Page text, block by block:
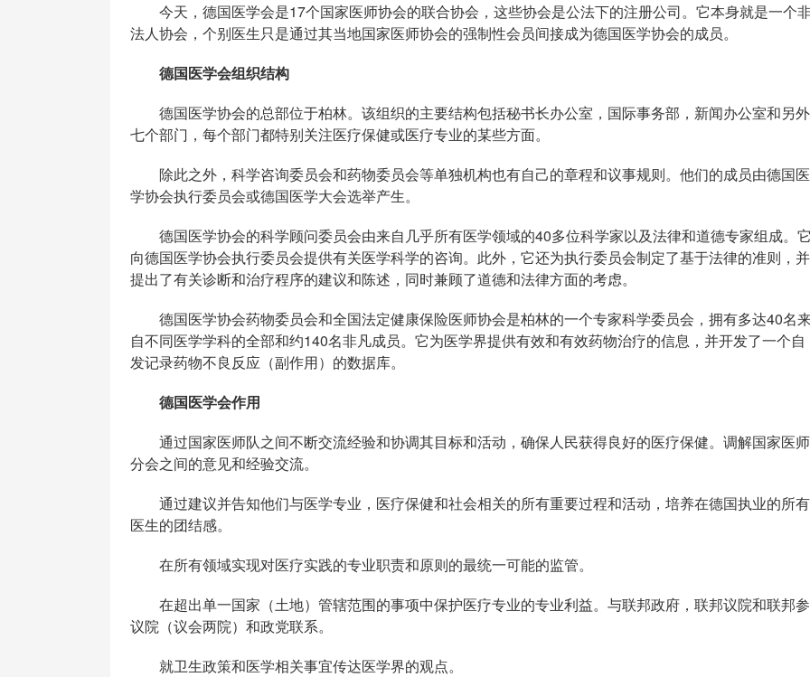
今天，德国医学会是17个国家医师协会的联合协会，这些协会是公法下的注册公司。它本身就是一个
法人协会，个别医生只是通过其当地国家医师协会的强制性会员间接成为德国医学协会的成员。
德国医学会组织结构
德国医学协会的总部位于柏林。该组织的主要结构包括秘书长办公室，国际事务部，新闻办公室和另外
七个部门，每个部门都特别关注医疗保健或医疗专业的某些方面。
除此之外，科学咨询委员会和药物委员会等单独机构也有自己的章程和议事规则。他们的成员由德国医
学协会执行委员会或德国医学大会选举产生。
德国医学协会的科学顾问委员会由来自几乎所有医学领域的40多位科学家以及法律和道德专家组成。
向德国医学协会执行委员会提供有关医学科学的咨询。此外，它还为执行委员会制定了基于法律的准则，并
提出了有关诊断和治疗程序的建议和陈述，同时兼顾了道德和法律方面的考虑。
德国医学协会药物委员会和全国法定健康保险医师协会是柏林的一个专家科学委员会，拥有多达40名
自不同医学学科的全部和约140名非凡成员。它为医学界提供有效和有效药物治疗的信息，并开发了一个自
发记录药物不良反应（副作用）的数据库。
德国医学会作用
通过国家医师队之间不断交流经验和协调其目标和活动，确保人民获得良好的医疗保健。调解国家医师
分会之间的意见和经验交流。
通过建议并告知他们与医学专业，医疗保健和社会相关的所有重要过程和活动，培养在德国执业的所有
医生的团结感。
在所有领域实现对医疗实践的专业职责和原则的最统一可能的监管。
在超出单一国家（土地）管辖范围的事项中保护医疗专业的专业利益。与联邦政府，联邦议院和联邦参
议院（议会两院）和政党联系。
就卫生政策和医学相关事宜传达医学界的观点。